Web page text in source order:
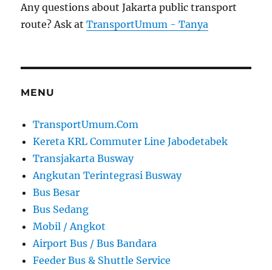
Any questions about Jakarta public transport
route? Ask atTransportUmum - Tanya
MENU
TransportUmum.Com
Kereta KRL Commuter Line Jabodetabek
Transjakarta Busway
Angkutan Terintegrasi Busway
Bus Besar
Bus Sedang
Mobil / Angkot
Airport Bus / Bus Bandara
Feeder Bus & Shuttle Service